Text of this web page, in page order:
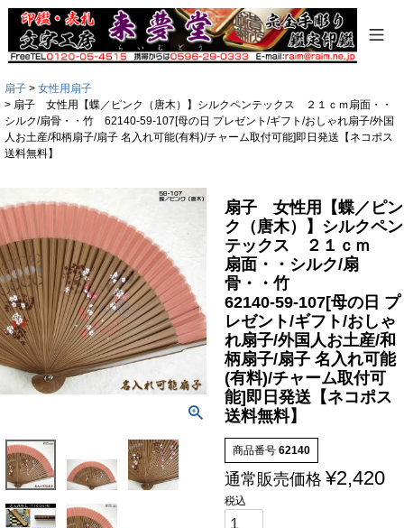
扇子
女性用扇子
扇子 女性用【蝶／ピンク（唐木）】シルクペンテックス ２１ｃｍ扇面・・
シルク/扇骨・・竹 62140-59-107[母の日 プレゼント/ギフト/おしゃれ扇子/外国
人お土産/和柄扇子/扇子 名入れ可能(有料)/チャーム取付可能]即日発送【ネコポス
送料無料】
扇子 女性用【蝶／ピン
ク（唐木）】シルクペン
テックス ２１ｃｍ
扇面・・シルク/扇
骨・・竹
62140-59-107[母の日 プ
レゼント/ギフト/おしゃ
れ扇子/外国人お土産/和
柄扇子/扇子 名入れ可能
(有料)/チャーム取付可
能]即日発送【ネコポス
送料無料】
商品番号 62140
通常販売価格 ¥2,420
税込